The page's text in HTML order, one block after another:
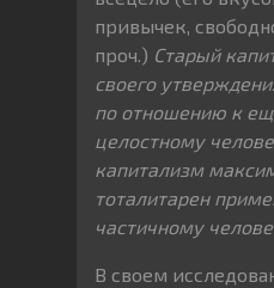
привычек,
проч.) Старый
своего
по отношению к
целостному
капитализм
тоталитарен
частичному
В своем